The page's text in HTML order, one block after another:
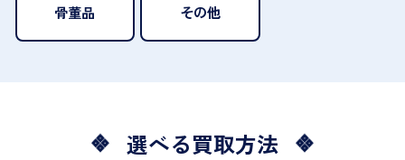
骨董品 その他
選べる買取方法